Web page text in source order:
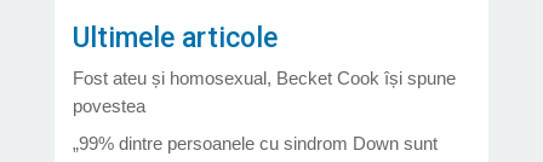
Ultimele articole
Fost ateu și homosexual, Becket Cook își spune
povestea
„99% dintre persoanele cu sindrom Down sunt